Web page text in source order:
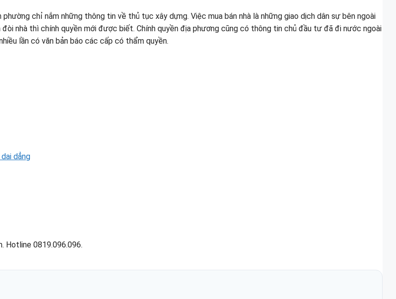
chỉ nắm những thông tin về thủ tục xây dựng. Việc mua bán nhà là những giao dịch dân sự bên ngoài
nhà thì chính quyền mới được biết. Chính quyền địa phương cũng có thông tin chủ đầu tư đã đi nước ngoài
lần có văn bản báo các cấp có thẩm quyền.
dẳng
Hotline 0819.096.096.